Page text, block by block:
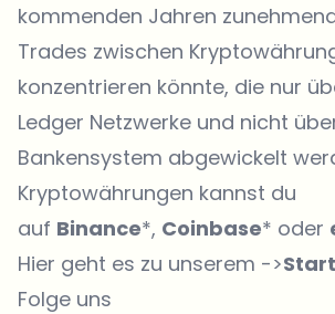
kommenden Jahren
Trades zwischen
konzentrieren könnte, die nur
Ledger Netzwerke und nicht
Bankensystem abgewickelt
Kryptowährungen kannst du
auf Binance*, Coinbase* oder
Hier geht es zu unserem ->
Folge uns